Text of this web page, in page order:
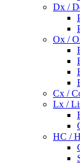
Dx /
Ox /
Cx /
Lx /
HC /